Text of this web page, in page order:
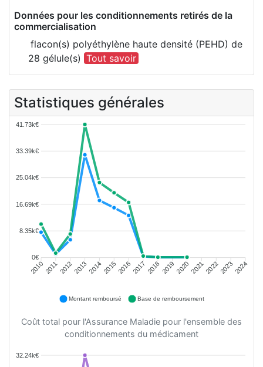
Données pour les conditionnements retirés de la
commercialisation
flacon(s) polyéthylène haute densité (PEHD) de
28 gélule(s) Tout savoir
Statistiques générales
41.73k€
33.39k€
25.04k€
16.69k€
8.35k€
0€
20102011201220132014201520162017 2018 201920202021202220232024
Montant remboursé Base de remboursement
Coût total pour l'Assurance Maladie pour l'ensemble des
conditionnements du médicament
32.24k€